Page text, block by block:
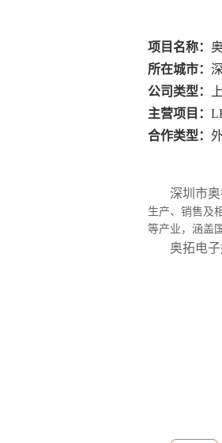
项目名称：
所在城市：
公司类型：
主营项目：
合作类型：
深圳市
生产、销售及
等产业，涵盖
奥拓电